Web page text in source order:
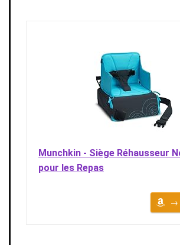
Munchkin - Siège Réhausseur
pour les Repas
→